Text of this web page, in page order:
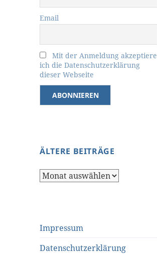
Email
Mit der Anmeldung akzeptiere
ich die Datenschutzerklärung
dieser Webseite
ÄLTERE BEITRÄGE
Ältere
Impressum
Datenschutzerklärung